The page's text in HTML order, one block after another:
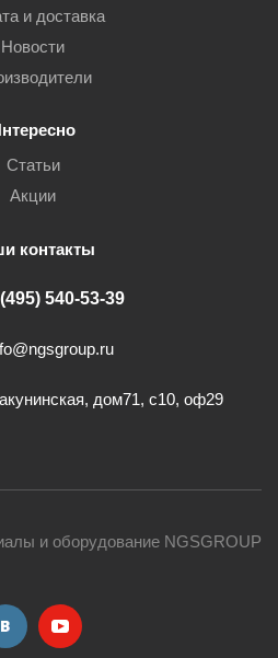
и доставка
Новости
Статьи
Акции
контакты
540-53-39
дом71, с10, оф29
и оборудование NGSGROUP